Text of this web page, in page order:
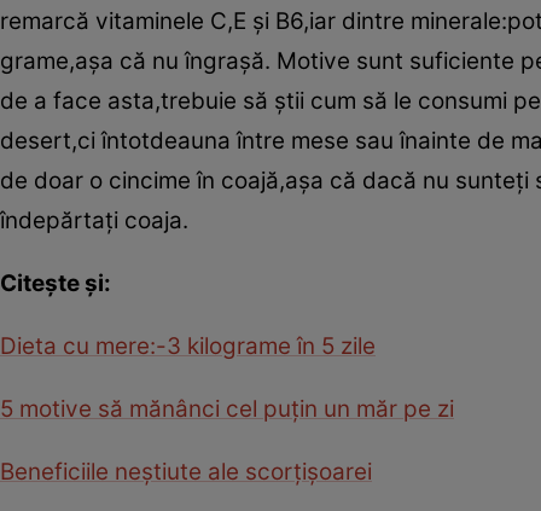
remarcă vitaminele C,E şi B6,iar dintre
grame,aşa că nu îngraşă. Motive sunt suficiente
de a face asta,trebuie să ştii cum să le consumi
desert,ci întotdeauna între mese sau înainte de
de doar o cincime în coajă,aşa că dacă nu
îndepărtaţi coaja.
Citeşte şi:
Dieta cu mere:-3 kilograme în 5 zile
5 motive să mănânci cel puţin un măr pe zi
Beneficiile neştiute ale scorţişoarei